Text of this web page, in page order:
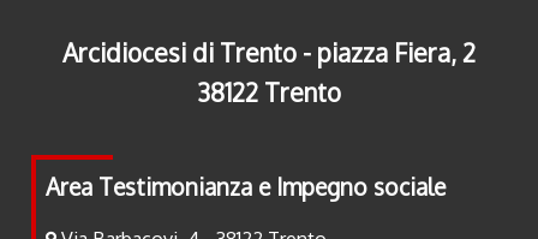
Arcidiocesi di Trento - piazza Fiera, 2
38122 Trento
Area Testimonianza e Impegno sociale